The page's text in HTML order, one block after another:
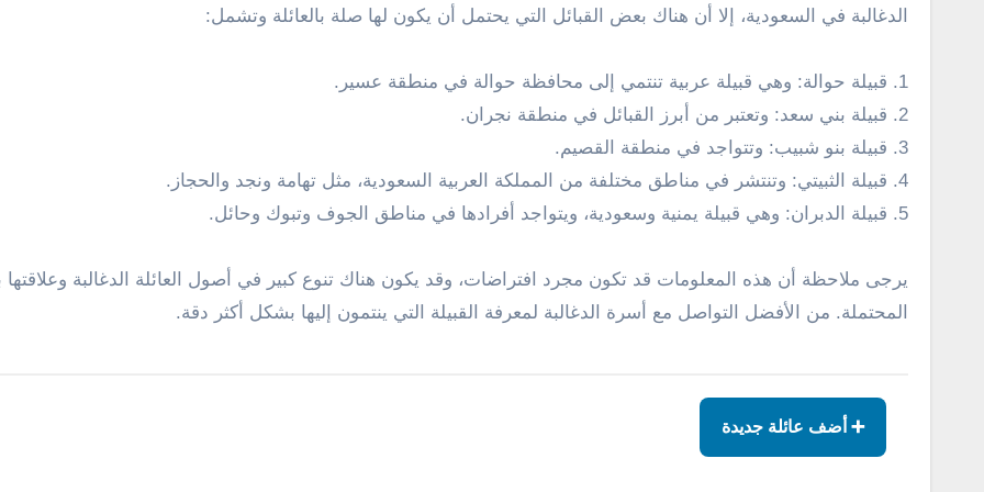
الدغالبة في السعودية، إلا أن هناك بعض القبائل التي يحتمل أن يكون لها صلة بالعائلة وتشمل:
1. قبيلة حوالة: وهي قبيلة عربية تنتمي إلى محافظة حوالة في منطقة عسير.
2. قبيلة بني سعد: وتعتبر من أبرز القبائل في منطقة نجران.
3. قبيلة بنو شبيب: وتتواجد في منطقة القصيم.
4. قبيلة الثبيتي: وتنتشر في مناطق مختلفة من المملكة العربية السعودية، مثل تهامة ونجد والحجاز.
5. قبيلة الدبران: وهي قبيلة يمنية وسعودية، ويتواجد أفرادها في مناطق الجوف وتبوك وحائل.
يرجى ملاحظة أن هذه المعلومات قد تكون مجرد افتراضات، وقد يكون هناك تنوع كبير في أصول العائلة الدغالبة وعلاقتها
المحتملة. من الأفضل التواصل مع أسرة الدغالبة لمعرفة القبيلة التي ينتمون إليها بشكل أكثر دقة.
➕ أضف عائلة جديدة